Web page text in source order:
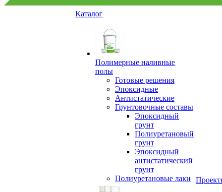
Каталог
Полимерные наливные
полы
Готовые решения
Эпоксидные
Антистатические
Грунтовочные составы
Эпоксидный
грунт
Полиуретановый
грунт
Эпоксидный
антистатический
грунт
Полиуретановые лаки